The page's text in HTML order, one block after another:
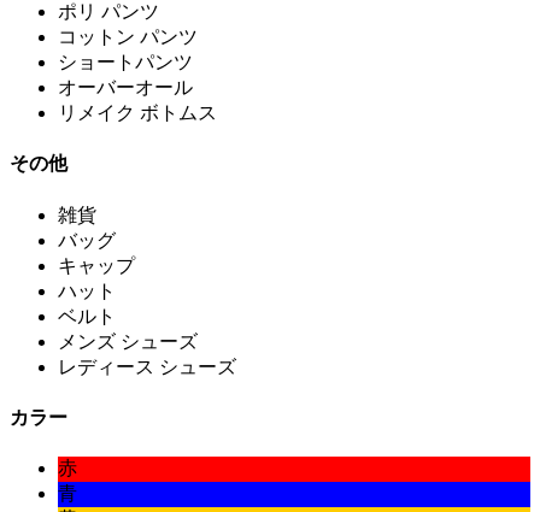
ポリ パンツ
コットン パンツ
ショートパンツ
オーバーオール
リメイク ボトムス
その他
雑貨
バッグ
キャップ
ハット
ベルト
メンズ シューズ
レディース シューズ
カラー
赤
青